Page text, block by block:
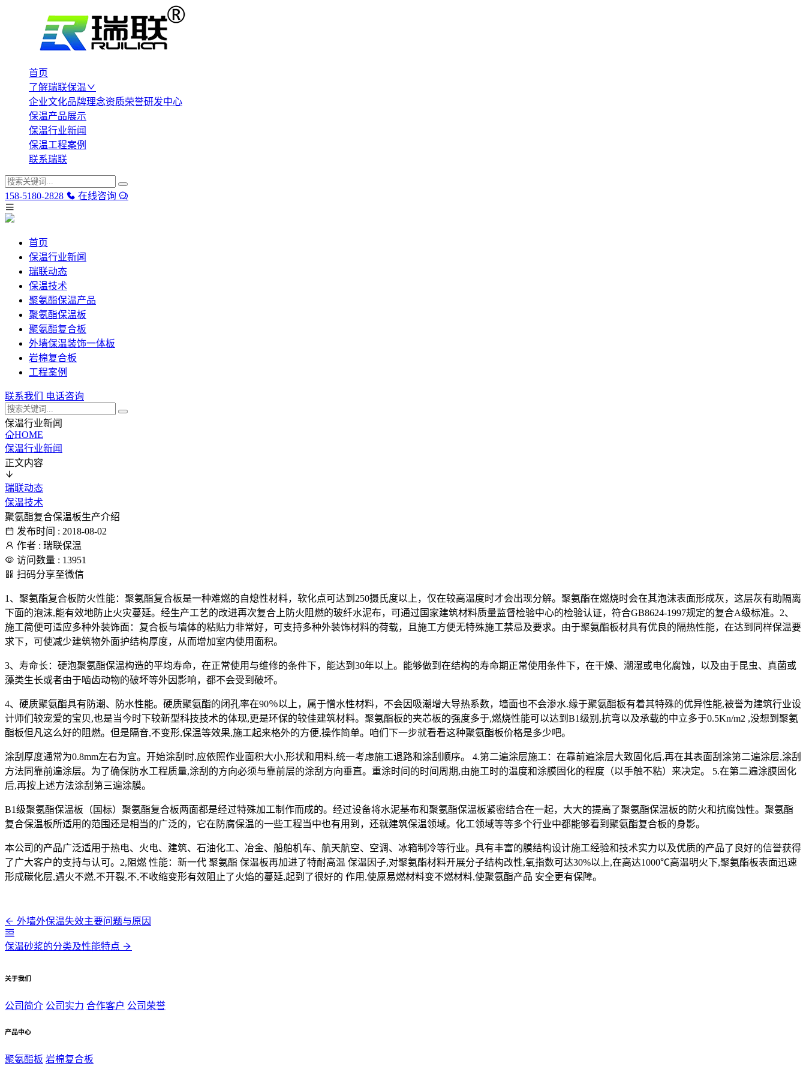
首页
了解瑞联保温
企业文化品牌理念资质荣誉研发中心
保温产品展示
保温行业新闻
保温工程案例
联系瑞联
158-5180-2828 在线咨询
首页
保温行业新闻
瑞联动态
保温技术
聚氨酯保温产品
聚氨酯保温板
聚氨酯复合板
外墙保温装饰一体板
岩棉复合板
工程案例
联系我们 电话咨询
保温行业新闻
HOME
保温行业新闻
正文内容
瑞联动态
保温技术
聚氨酯复合保温板生产介绍
发布时间 : 2018-08-02
作者 : 瑞联保温
访问数量 : 13951
扫码分享至微信
1、聚氨酯复合板防火性能：聚氨酯复合板是一种难燃的自熄性材料，软化点可达到250摄氏度以上，仅在较高温度时才会出现分解。聚氨酯在燃烧时会在其泡沫表面形成灰，这层灰有助隔离
下面的泡沫,能有效地防止火灾蔓延。经生产工艺的改进再次复合上防火阻燃的玻纤水泥布，可通过国家建筑材料质量监督检验中心的检验认证，符合GB8624-1997规定的复合A级标准。2、
施工简便可适应多种外装饰面：复合板与墙体的粘贴力非常好，可支持多种外装饰材料的荷载，且施工方便无特殊施工禁忌及要求。由于聚氨酯板材具有优良的隔热性能，在达到同样保温要
求下，可使减少建筑物外面护结构厚度，从而增加室内使用面积。
3、寿命长：硬泡聚氨酯保温构造的平均寿命，在正常使用与维修的条件下，能达到30年以上。能够做到在结构的寿命期正常使用条件下，在干燥、潮湿或电化腐蚀，以及由于昆虫、真菌或
藻类生长或者由于啮齿动物的破坏等外因影响，都不会受到破坏。
4、硬质聚氨酯具有防潮、防水性能。硬质聚氨酯的闭孔率在90％以上，属于憎水性材料，不会因吸潮增大导热系数，墙面也不会渗水.缘于聚氨酯板有着其特殊的优异性能,被誉为建筑行业设
计师们较宠爱的宝贝,也是当今时下较新型科技技术的体现,更是环保的较佳建筑材料。聚氨酯板的夹芯板的强度多于,燃烧性能可以达到B1级别,抗弯以及承载的中立多于0.5Kn/m2 ,没想到聚氨
酯板但凡这么好的阻燃。但是隔音,不变形,保温等效果,施工起来格外的方便,操作简单。咱们下一步就看看这种聚氨酯板价格是多少吧。
涂刮厚度通常为0.8mm左右为宜。开始涂刮时,应依照作业面积大小,形状和用料,统一考虑施工退路和涂刮顺序。 4.第二遍涂层施工：在靠前遍涂层大致固化后,再在其表面刮涂第二遍涂层,涂刮
方法同靠前遍涂层。为了确保防水工程质量,涂刮的方向必须与靠前层的涂刮方向垂直。重涂时间的时间周期,由施工时的温度和涂膜固化的程度（以手触不粘）来决定。 5.在第二遍涂膜固化
后,再按上述方法涂刮第三遍涂膜。
B1级聚氨酯保温板（国标）聚氨酯复合板两面都是经过特殊加工制作而成的。经过设备将水泥基布和聚氨酯保温板紧密结合在一起，大大的提高了聚氨酯保温板的防火和抗腐蚀性。聚氨酯
复合保温板所适用的范围还是相当的广泛的，它在防腐保温的一些工程当中也有用到，还就建筑保温领域。化工领域等等多个行业中都能够看到聚氨酯复合板的身影。
本公司的产品广泛适用于热电、火电、建筑、石油化工、冶金、船舶机车、航天航空、空调、冰箱制冷等行业。具有丰富的膜结构设计施工经验和技术实力以及优质的产品了良好的信誉获得
了广大客户的支持与认可。2,阻燃 性能：新一代 聚氨酯 保温板再加进了特耐高温 保温因子,对聚氨酯材料开展分子结构改性,氧指数可达30%以上,在高达1000℃高温明火下,聚氨酯板表面迅速
形成碳化层,遇火不燃,不开裂,不,不收缩变形有效阻止了火焰的蔓延,起到了很好的 作用,使原易燃材料变不燃材料,使聚氨酯产品 安全更有保障。
外墙外保温失效主要问题与原因
保温砂浆的分类及性能特点
关于我们
公司简介 公司实力 合作客户 公司荣誉
产品中心
聚氨酯板 岩棉复合板